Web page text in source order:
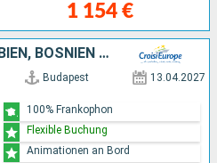
1 154 €
UNGARN, KROATIEN, SERBIEN, BOSNIEN UND HERZEGOVINA
Budapest 13.04.2027
100% Frankophon
Flexible Buchung
Animationen an Bord